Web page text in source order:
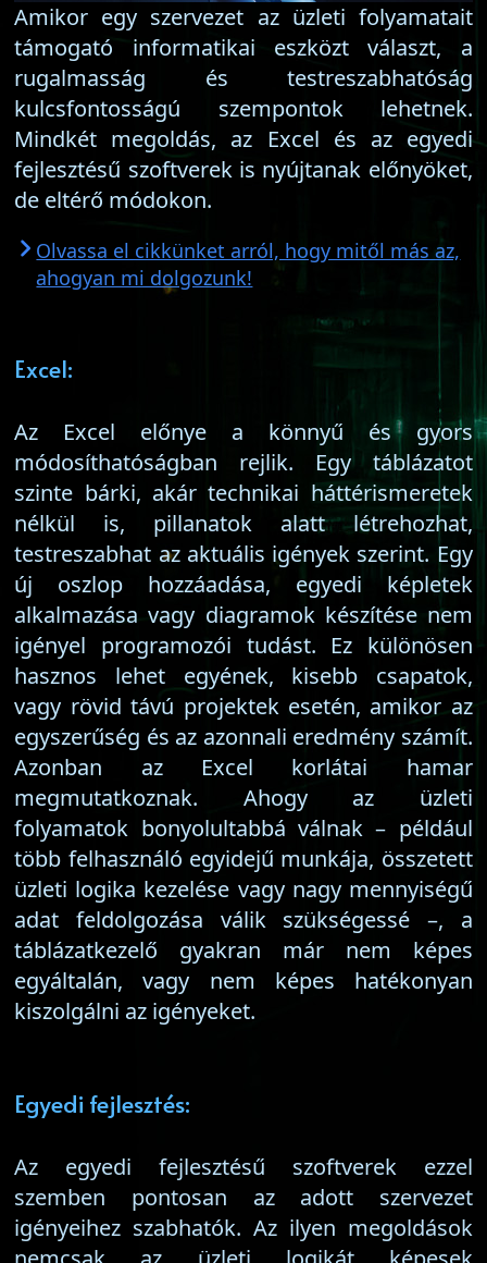
Amikor egy szervezet az üzleti folyamatait
támogató informatikai eszközt választ, a
rugalmasság és testreszabhatóság
kulcsfontosságú szempontok lehetnek.
Mindkét megoldás, az Excel és az egyedi
fejlesztésű szoftverek is nyújtanak előnyöket,
de eltérő módokon.
Olvassa el cikkünket arról, hogy mitől más az,
ahogyan mi dolgozunk!
Excel:
Az Excel előnye a könnyű és gyors
módosíthatóságban rejlik. Egy táblázatot
szinte bárki, akár technikai háttérismeretek
nélkül is, pillanatok alatt létrehozhat,
testreszabhat az aktuális igények szerint. Egy
új oszlop hozzáadása, egyedi képletek
alkalmazása vagy diagramok készítése nem
igényel programozói tudást. Ez különösen
hasznos lehet egyének, kisebb csapatok,
vagy rövid távú projektek esetén, amikor az
egyszerűség és az azonnali eredmény számít.
Azonban az Excel korlátai hamar
megmutatkoznak. Ahogy az üzleti
folyamatok bonyolultabbá válnak – például
több felhasználó egyidejű munkája, összetett
üzleti logika kezelése vagy nagy mennyiségű
adat feldolgozása válik szükségessé –, a
táblázatkezelő gyakran már nem képes
egyáltalán, vagy nem képes hatékonyan
kiszolgálni az igényeket.
Egyedi fejlesztés:
Az egyedi fejlesztésű szoftverek ezzel
szemben pontosan az adott szervezet
igényeihez szabhatók. Az ilyen megoldások